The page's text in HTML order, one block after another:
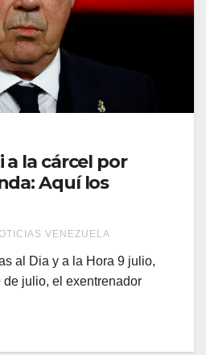
la cárcel por
Aquí los
VENEZUELA
al Dia y a la Hora 9 julio,
julio, el exentrenador